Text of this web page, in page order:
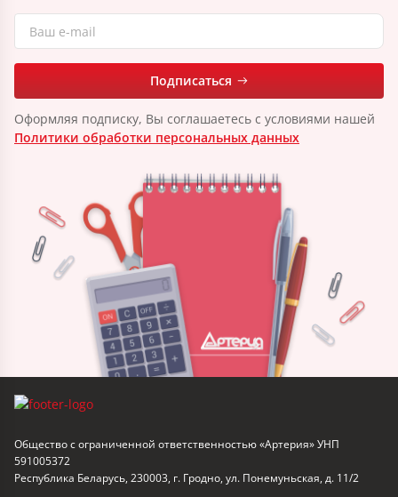
Подписаться
Оформляя подписку, Вы соглашаетесь с условиями нашей
Политики обработки персональных данных
Общество с ограниченной ответственностью «Артерия» УНП
591005372
Республика Беларусь, 230003, г. Гродно, ул. Понемуньская, д. 11/2